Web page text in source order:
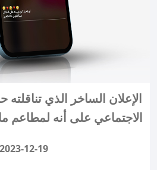
الإعلان الساخر الذي
الاجتماعي على أنه لمطاعم
2023-12-19